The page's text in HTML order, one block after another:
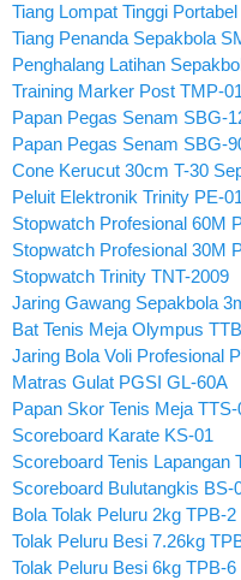
Tiang Lompat Tinggi
Tiang Penanda Sepakbola
Penghalang Latihan
Training Marker Post TMP-01
Papan Pegas Senam SBG-
Papan Pegas Senam SBG-
Cone Kerucut 30cm T-30
Peluit Elektronik Trinity PE-01
Stopwatch Profesional 60M
Stopwatch Profesional 30M
Stopwatch Trinity TNT-2009
Jaring Gawang Sepakbola
Bat Tenis Meja Olympus
Jaring Bola Voli Profesional
Matras Gulat PGSI GL-60A
Papan Skor Tenis Meja TTS-
Scoreboard Karate KS-01
Scoreboard Tenis Lapangan
Scoreboard Bulutangkis BS-
Bola Tolak Peluru 2kg TPB-2
Tolak Peluru Besi 7.26kg
Tolak Peluru Besi 6kg TPB-6